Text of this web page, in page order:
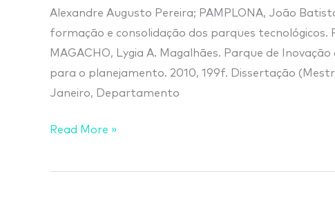
Alexandre Augusto Pereira; PAMPLONA, João
formação e consolidação dos parques tecnológicos.
MAGACHO, Lygia A. Magalhães. Parque de
para o planejamento. 2010, 199f. Dissertação
Janeiro, Departamento
Read More »